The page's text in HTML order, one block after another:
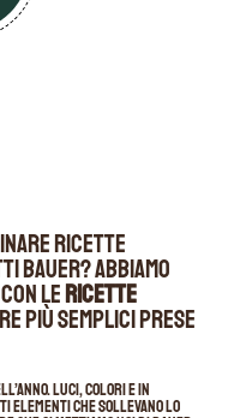
ricette
Abbiamo
con lericette
più semplici prese
Luci, colori e in
elementi che sollevano lo